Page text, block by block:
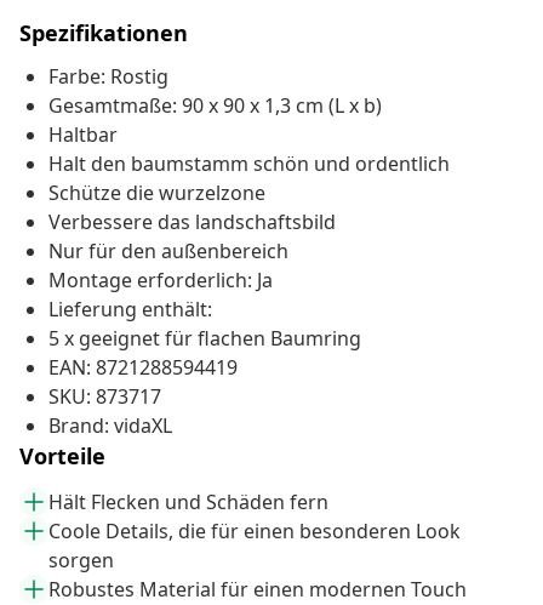
Spezifikationen
Farbe: Rostig
Gesamtmaße: 90 x 90 x 1,3 cm (L x b)
Haltbar
Halt den baumstamm schön und ordentlich
Schütze die wurzelzone
Verbessere das landschaftsbild
Nur für den außenbereich
Montage erforderlich: Ja
Lieferung enthält:
5 x geeignet für flachen Baumring
EAN: 8721288594419
SKU: 873717
Brand: vidaXL
Vorteile
Hält Flecken und Schäden fern
Coole Details, die für einen besonderen Look
sorgen
Robustes Material für einen modernen Touch